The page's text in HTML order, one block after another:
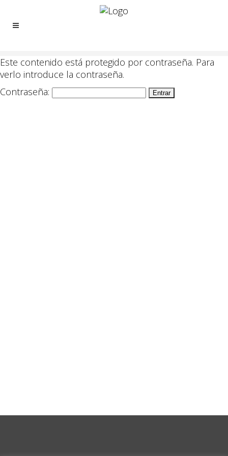
Este con­tenido está pro­te­gi­do por con­traseña. Para
ver­lo intro­duce la con­traseña.
Con­traseña: